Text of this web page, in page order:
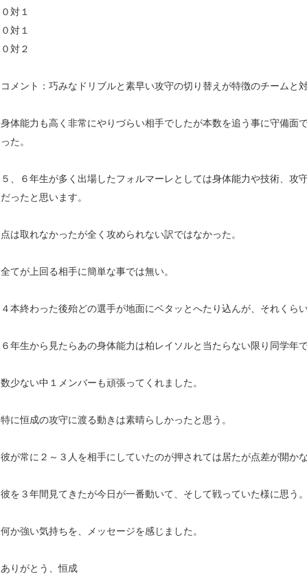
０対１
０対１
０対２
コメント：巧みなドリブルと素早い攻守の切り替えが特徴のチームと
身体能力も高く非常にやりづらい相手でしたが本数を追う事に守備面
った。
５、６年生が多く出場したフォルマーレとしては身体能力や技術、攻
だったと思います。
点は取れなかったが全く攻められない訳ではなかった。
全てが上回る相手に簡単な事では無い。
４本終わった後殆どの選手が地面にベタッとへたり込んが、それくら
６年生から見たらあの身体能力は柏レイソルと当たらない限り同学年
数少ない中１メンバーも頑張ってくれました。
特に恒成の攻守に渡る動きは素晴らしかったと思う。
彼が常に２～３人を相手にしていたのが押されては居たが点差が開か
彼を３年間見てきたが今日が一番動いて、そして戦っていた様に思う。
何か強い気持ちを、メッセージを感じました。
ありがとう、恒成